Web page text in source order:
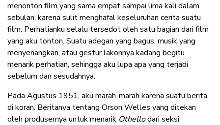
menonton film yang sama empat sampai lima kali dalam
sebulan, karena sulit menghafal keseluruhan cerita suatu
film. Perhatianku selalu tersedot oleh satu bagian dari film
yang aku tonton. Suatu adegan yang bagus, musik yang
menyenangkan, atau gestur lakonnya kadang begitu
menarik perhatian, sehingga aku lupa apa yang terjadi
sebelum dan sesudahnya.
Pada Agustus 1951, aku marah-marah karena suatu berita
di koran. Beritanya tentang Orson Welles yang ditekan
oleh produsernya untuk menarik Othellodari seksi